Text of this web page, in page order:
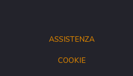
ASSISTENZA
COOKIE